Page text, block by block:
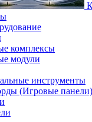
комплексы
модули
инструменты
(Игровые панели)